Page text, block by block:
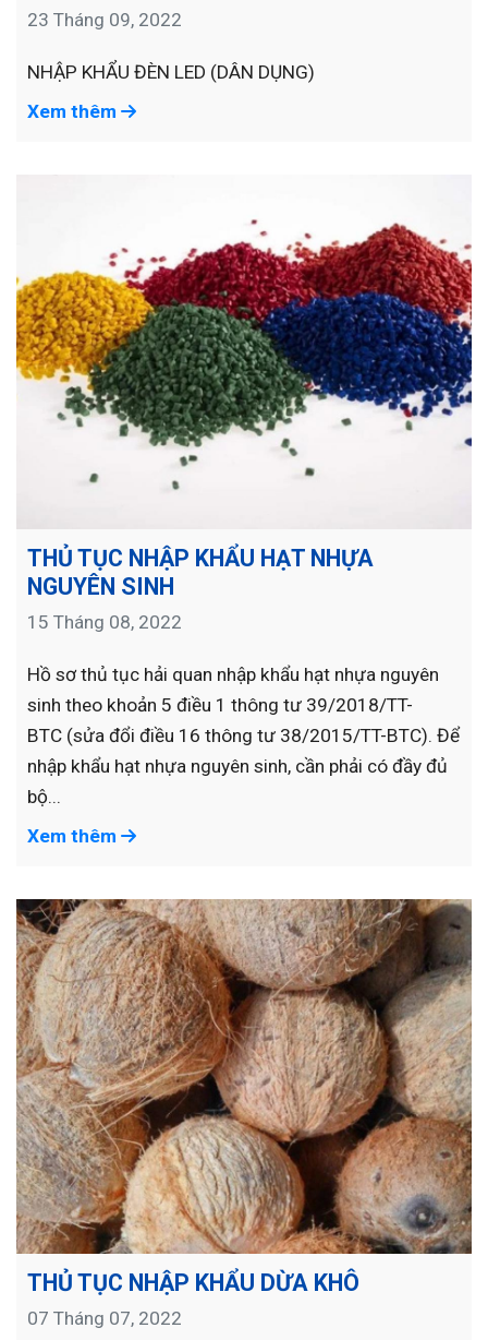
23 Tháng 09, 2022
NHẬP KHẨU ĐÈN LED (DÂN DỤNG)
Xem thêm
THỦ TỤC NHẬP KHẨU HẠT NHỰA
NGUYÊN SINH
15 Tháng 08, 2022
Hồ sơ thủ tục hải quan nhập khẩu hạt nhựa nguyên
sinh theo khoản 5 điều 1 thông tư 39/2018/TT-
BTC (sửa đổi điều 16 thông tư 38/2015/TT-BTC). Để
nhập khẩu hạt nhựa nguyên sinh, cần phải có đầy đủ
bộ...
Xem thêm
THỦ TỤC NHẬP KHẨU DỪA KHÔ
07 Tháng 07, 2022